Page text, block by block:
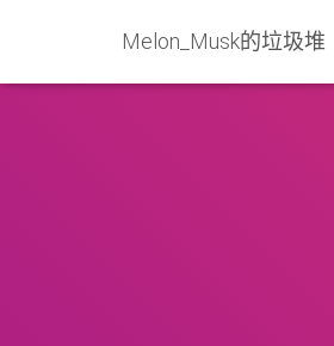
Melon_Musk的垃圾堆